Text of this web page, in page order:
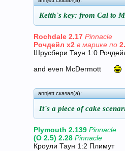
Keith`s key: from Cal to
Rochdale 2.17 Pinnacle
Рочдейл х2 в марике по
Шрусбери Таун 1:0
and even McDermott
annjett сказал(а):
It`s a piece of cake
Plymouth 2.139 Pinnacle
(O 2.5) 2.28 Pinnacle
Кроули Таун 1:2 Плимут